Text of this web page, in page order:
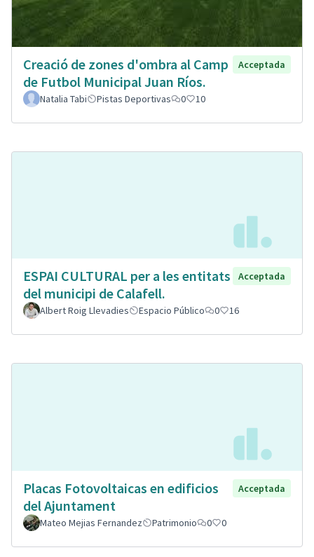
Creació de zones d'ombra al Camp
de Futbol Municipal Juan Ríos.
Acceptada
Natalia Tabi Pistas Deportivas 0 10
ESPAI CULTURAL per a les entitats
del municipi de Calafell.
Acceptada
Albert Roig Llevadies Espacio Público 0 16
Placas Fotovoltaicas en edificios
del Ajuntament
Acceptada
Mateo Mejias Fernandez Patrimonio 0 0